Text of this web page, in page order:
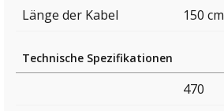
Länge der Kabel
150 cm
Technische Spezifikationen
470